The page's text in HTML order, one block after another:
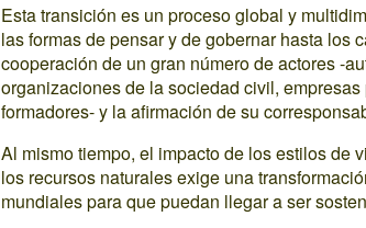
Esta transición es un proceso global y
las formas de pensar y de gobernar hasta los
cooperación de un gran número de actores -
organizaciones de la sociedad civil,
formadores- y la afirmación de su
Al mismo tiempo, el impacto de los estilos de
los recursos naturales exige una
mundiales para que puedan llegar a ser